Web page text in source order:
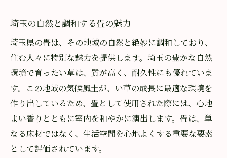
地域に根付く畳の伝統技術
畳を通じた文化交流の可能性
畳文化が生活空間に与える影響
畳の選び方と手入れで部屋に安らぎを
理想的な畳の選び方とチェックポイント
畳の手入れで長持ちさせる秘訣
季節に応じた畳のメンテナンス方法
畳を清潔に保つための簡単なケア
埼玉の自然と調和する畳の魅力
埼玉県の畳は、その地域の自然と絶妙に調和しており、
住む人々に特別な魅力を提供します。埼玉の豊かな自然
環境で育ったい草は、質が高く、耐久性にも優れていま
す。この地域の気候風土が、い草の成長に最適な環境を
作り出しているため、畳として使用された際には、心地
よい香りとともに室内を和やかに演出します。畳は、単
なる床材ではなく、生活空間を心地よくする重要な要素
として評価されています。